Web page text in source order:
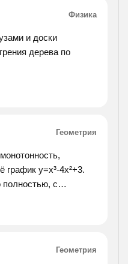
Физика
и доски
дерева по
Геометрия
график y=x³-4x²+3.
с
Геометрия